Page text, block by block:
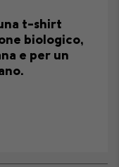
t-shirt
biologico,
e per un